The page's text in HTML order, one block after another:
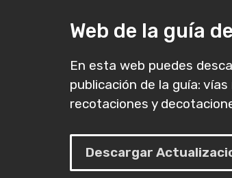
Web de la guía
En esta web puedes
publicación de la guía:
recotaciones y
Descargar